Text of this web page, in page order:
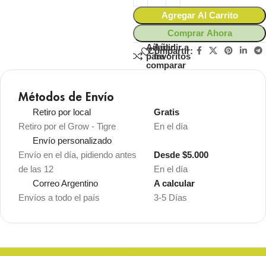
Agregar Al Carrito
Comprar Ahora
Añadir
para
comparar
Añadir a
favoritos
Compartir:
Métodos de Envío
Retiro por local
Retiro por el Grow - Tigre
En el día
Gratis
Envío personalizado
Envío en el día, pidiendo antes
de las 12
En el día
Desde $5.000
Correo Argentino
Envíos a todo el país
3-5 Días
A calcular